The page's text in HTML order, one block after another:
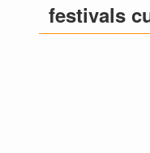
festivals